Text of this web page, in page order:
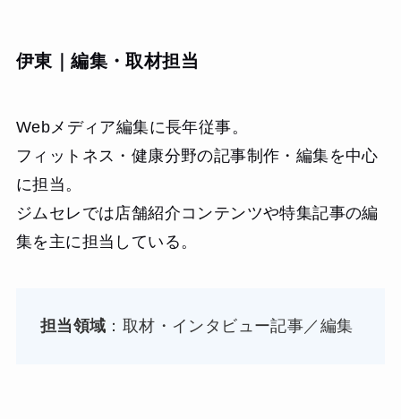
伊東｜編集・取材担当
Webメディア編集に長年従事。
フィットネス・健康分野の記事制作・編集を中心
に担当。
ジムセレでは店舗紹介コンテンツや特集記事の編
集を主に担当している。
担当領域 ：取材・インタビュー記事／編集